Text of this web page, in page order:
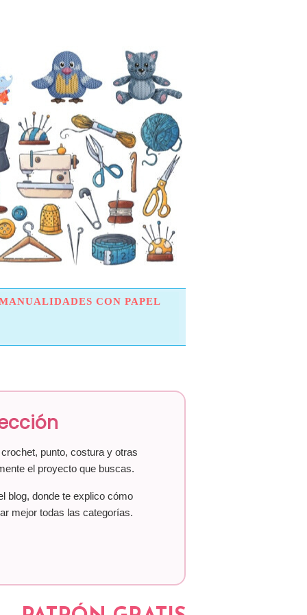
CON PAPEL
punto, costura y otras
el proyecto que buscas.
blog, donde te explico cómo
mejor todas las categorías.